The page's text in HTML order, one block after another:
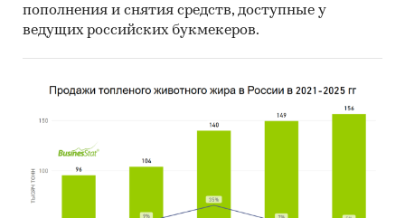
пополнения и снятия средств, доступные у
ведущих российских букмекеров.